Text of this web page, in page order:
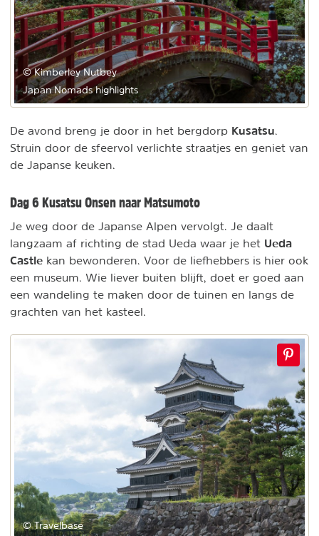
© Kimberley Nutbey
Japan Nomads highlights
De avond breng je door in het bergdorp Kusatsu.
Struin door de sfeervol verlichte straatjes en geniet van
de Japanse keuken.
Dag 6 Kusatsu Onsen naar Matsumoto
Je weg door de Japanse Alpen vervolgt. Je daalt
langzaam af richting de stad Ueda waar je het Ueda
Castle kan bewonderen. Voor de liefhebbers is hier ook
een museum. Wie liever buiten blijft, doet er goed aan
een wandeling te maken door de tuinen en langs de
grachten van het kasteel.
© Travelbase